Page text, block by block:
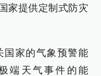
家提供定制式防灾
国家的气象预警能
端天气事件的能